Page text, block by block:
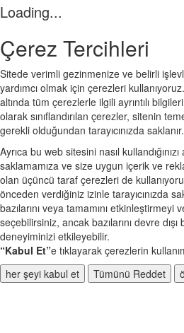
Loading...
Çerez Tercihleri
Sitede verimli gezinmenize ve belirli
yardımcı olmak için çerezleri
altında tüm çerezlerle ilgili ayrıntılı
olarak sınıflandırılan çerezler, sitenin
gerekli olduğundan tarayıcınızda saklanır.
Ayrıca bu web sitesini nasıl
saklamamıza ve size uygun içerik ve
olan üçüncü taraf çerezleri de
önceden verdiğiniz izinle tarayıcınızda
bazılarını veya tamamını etkinleştirmeyi
seçebilirsiniz, ancak bazılarını devre
deneyiminizi etkileyebilir.
“Kabul Et”e tıklayarak çerezlerin
her şeyi kabul et
Tümünü Reddet